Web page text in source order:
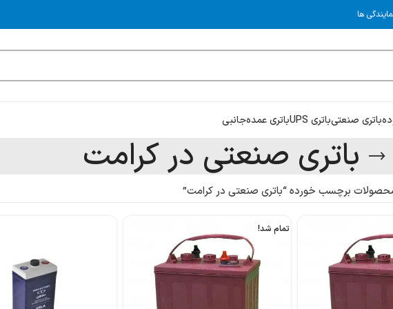
ها
باتری صنعتیباتری UPS باتری عمدهجانبی
باتری صنعتی در کرامت
برچسب خورده “باتری صنعتی در کرامت”
تمام شد!